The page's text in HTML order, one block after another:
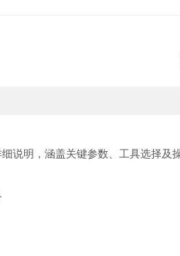
明，涵盖关键参数、工具选择及